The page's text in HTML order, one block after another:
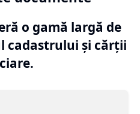
o gamă largă de
cadastrului și cărții